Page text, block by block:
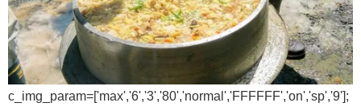
c_img_param=['max','6','3','80','normal','FFFFFF','on','sp','9'];